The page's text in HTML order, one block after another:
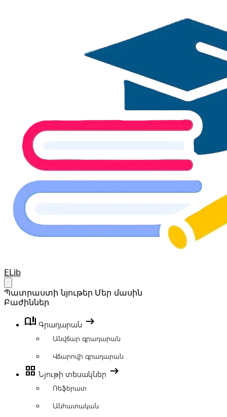
Your Company
ELib
Պատրաստի նյութեր Մեր մասին
Բաժիններ
book_ribbon Գրադարան arrow_right_alt
Անվճար գրադարան
Վճարովի գրադարան
grid_view Նյութի տեսակներ arrow_right_alt
Ռեֆերատ
Անհատական